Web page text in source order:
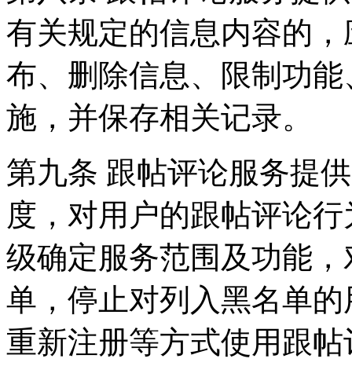
有关规定的信息内容的
布、删除信息、限制功
施，并保存相关记录。
第九条 跟帖评论服务提
度，对用户的跟帖评论
级确定服务范围及功能
单，停止对列入黑名单
重新注册等方式使用跟